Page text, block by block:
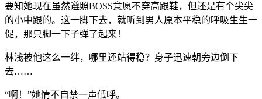
要知她现在虽然遵照BOSS意愿不穿高跟鞋，但还是有个尖尖
的小中跟的。这一脚下去，就听到男人原本平稳的呼吸生生一
促，那只脚一下子弹了起来！
林浅被他这么一绊，哪里还站得稳？身子迅速朝旁边倒下
去……
“啊！”她情不自禁一声低呼。